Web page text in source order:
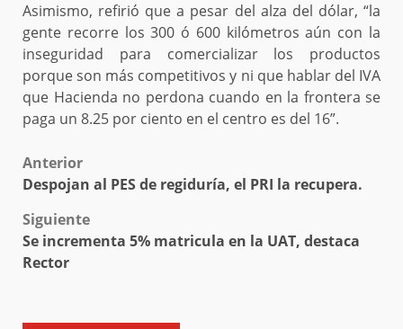
Asimismo, refirió que a pesar del alza del dólar, “la
gente recorre los 300 ó 600 kilómetros aún con la
inseguridad para comercializar los productos
porque son más competitivos y ni que hablar del IVA
que Hacienda no perdona cuando en la frontera se
paga un 8.25 por ciento en el centro es del 16”.
Post
navigation
Anterior
Despojan al PES de regiduría, el PRI la recupera.
Siguiente
Se incrementa 5% matricula en la UAT, destaca
Rector